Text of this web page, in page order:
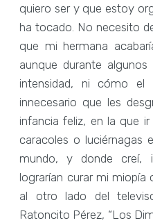
quiero ser y que estoy
ha tocado. No necesito
que mi hermana
aunque durante
intensidad, ni cómo
innecesario que les
infancia feliz, en la que
caracoles o luciérnagas
mundo, y donde creí,
lograrían curar mi miopía
al otro lado del
Ratoncito Pérez, “Los